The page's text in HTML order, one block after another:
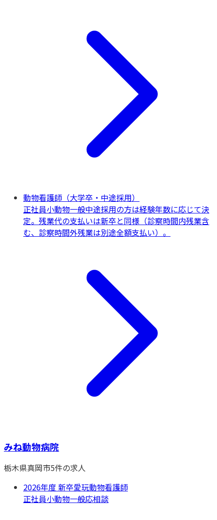
動物看護師（大学卒・中途採用）
正社員小動物一般中途採用の方は経験年数に応じて決
定。残業代の支払いは新卒と同様（診察時間内残業含
む、診察時間外残業は別途全額支払い）。
みね動物病院
栃木県真岡市5件の求人
2026年度 新卒愛玩動物看護師
正社員小動物一般応相談